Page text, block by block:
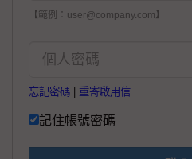
【範例：user@company.com】
忘記密碼 重寄啟用信
記住帳號密碼